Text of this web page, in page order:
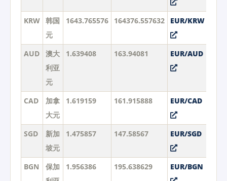
KRW 韩国
元
1643.765576 164376.557632 EUR/KRW
AUD
澳大
利亚
元
1.639408 163.94081 EUR/AUD
CAD
加拿
大元
1.619159 161.915888 EUR/CAD
SGD
新加
坡元
1.475857 147.58567 EUR/SGD
BGN
保加
1.956386 195.638629 EUR/BGN